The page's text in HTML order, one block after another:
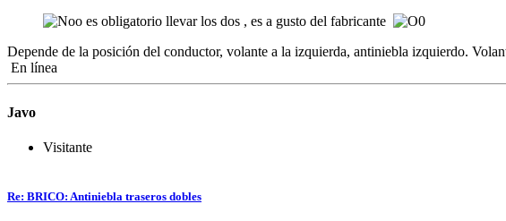
es obligatorio llevar los dos , es a gusto del fabricante
Depende de la posición del conductor, volante a la izquierda, antiniebla izquierdo.
En línea
Javo
Visitante
Re: BRICO: Antiniebla traseros dobles